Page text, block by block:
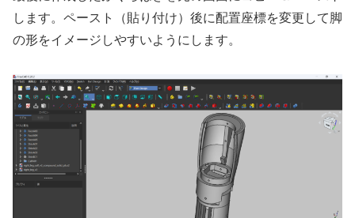
します。ペースト（貼り付け）後に配置座標を変更して脚
の形をイメージしやすいようにします。